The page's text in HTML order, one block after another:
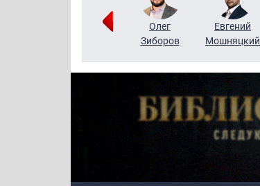
Григорий
Олег
Зиборов
Евгений
Мошняцкий